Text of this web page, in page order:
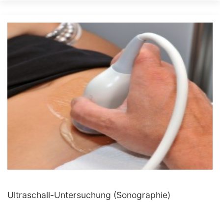
Ultraschall-Untersuchung (Sonographie)